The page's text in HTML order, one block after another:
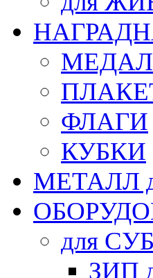
ФЛАГИ
КУБКИ
МЕТАЛЛ
для
ЗИП